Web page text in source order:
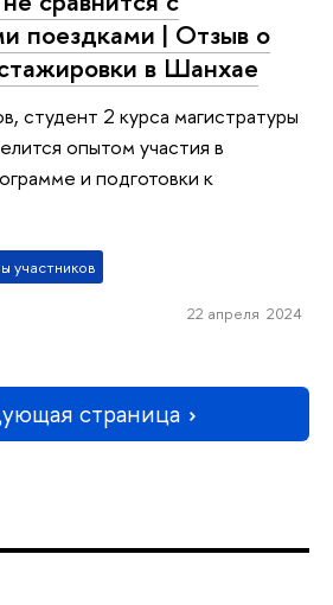
поездками | Отзыв о
в Шанхае
студент 2 курса магистратуры
опытом участия в
и подготовки к
участников
22 апреля 2024
страница